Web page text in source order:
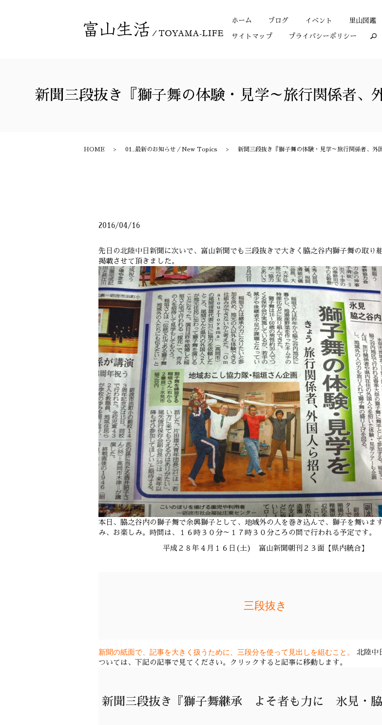
ホーム ブログ イベント 里山図鑑
サイトマップ プライバシーポリシー
新聞三段抜き『獅子舞の体験・見学～旅行関係者、
HOME 01_最新のお知らせ／New Topics 新聞三段抜き『獅子舞の体験・見学～旅行関係者、外
2016/04/16
先日の北陸中日新聞に次いで、富山新聞でも三段抜きで大きく脇之谷内獅子舞の取り
掲載させて頂きました。
本日、脇之谷内の獅子舞で余興獅子として、地域外の人を巻き込んで、獅子を舞いま
み、お楽しみ。時間は、１６時３０分～１７時３０分ころの間で行われる予定です。
平成２８年４月１６日(土) 富山新聞朝刊２３面【県内統合】
三段抜き
新聞の紙面で、記事を大きく扱うために、三段分を使って見出しを組むこと。
北陸中
ついては、下記の記事で見てください。クリックすると記事に移動します。
新聞三段抜き『獅子舞継承 よそ者も力に 氷見・脇